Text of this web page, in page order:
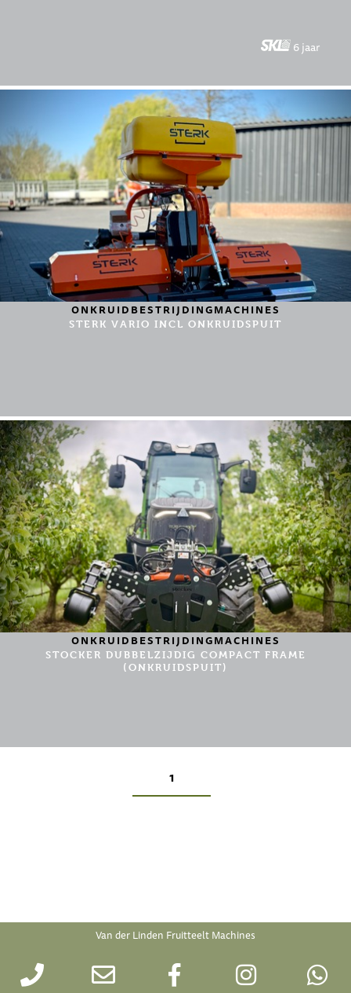
6 jaar
ONKRUIDBESTRIJDINGMACHINES
STERK VARIO INCL ONKRUIDSPUIT
ONKRUIDBESTRIJDINGMACHINES
STOCKER DUBBELZIJDIG COMPACT FRAME
(ONKRUIDSPUIT)
1
Van der Linden Fruitteelt Machines
Linden